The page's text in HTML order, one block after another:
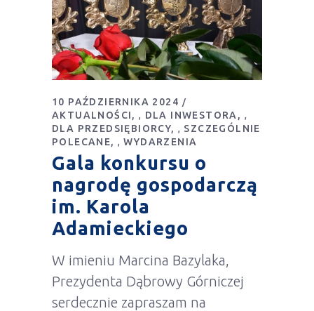
10 PAŹDZIERNIKA 2024
AKTUALNOŚCI
, DLA INWESTORA ,
DLA PRZEDSIĘBIORCY , SZCZEGÓLNIE
POLECANE
,WYDARZENIA
Gala konkursu o
nagrodę gospodarczą
im. Karola
Adamieckiego
W imieniu Marcina Bazylaka,
Prezydenta Dąbrowy Górniczej
serdecznie zapraszam na